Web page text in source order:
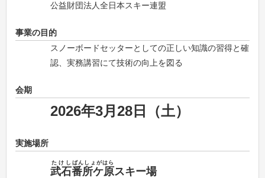
公益財団法人全日本スキー連盟
事業の目的
スノーボードセッターとしての正しい知識の習得と確
認、実務講習にて技術の向上を図る
会期
2026年3月28日（土）
実施場所
武石
たけし
番所ケ原
ばんしょがはら
スキー場